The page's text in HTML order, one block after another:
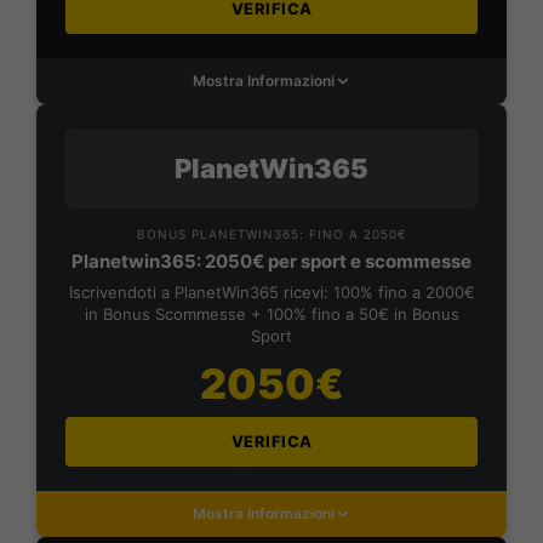
VERIFICA
Mostra Informazioni
PlanetWin365
BONUS PLANETWIN365: FINO A 2050€
Planetwin365: 2050€ per sport e scommesse
Iscrivendoti a PlanetWin365 ricevi: 100% fino a 2000€
in Bonus Scommesse + 100% fino a 50€ in Bonus
Sport
2050€
VERIFICA
Mostra Informazioni